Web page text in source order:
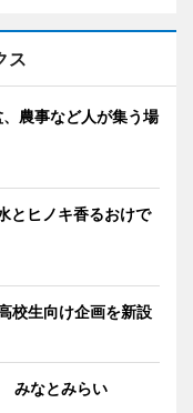
ス
農事など人が集う場
とヒノキ香るおけで
校生向け企画を新設
みなとみらい